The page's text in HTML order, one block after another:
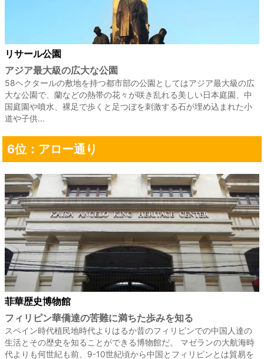
リサール公園
アジア最大級の広大な公園
58ヘクタールの敷地を持つ都市部の公園としてはアジア最大級の広
大な公園で、蘭などの熱帯の花々が咲き乱れる美しい日本庭園、中
国庭園や噴水、裸足で歩くと足つぼを刺激する石が埋め込まれた小
道や子供…
6位：アロー通り
菲華歴史博物館
フィリピン華僑達の苦難に満ちた歩みを知る
スペイン時代植民地時代よりはるか昔のフィリピンでの中国人達の
生活とその歴史を知ることができる博物館だ。 マゼランの大航海時
代よりも何世紀も前、9-10世紀頃から中国とフィリピンとは貿易を